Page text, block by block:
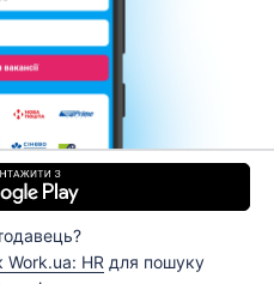
Work.ua: HR для пошуку
нас
Кар’єра
Умови використання
пошуку роботи №1 в